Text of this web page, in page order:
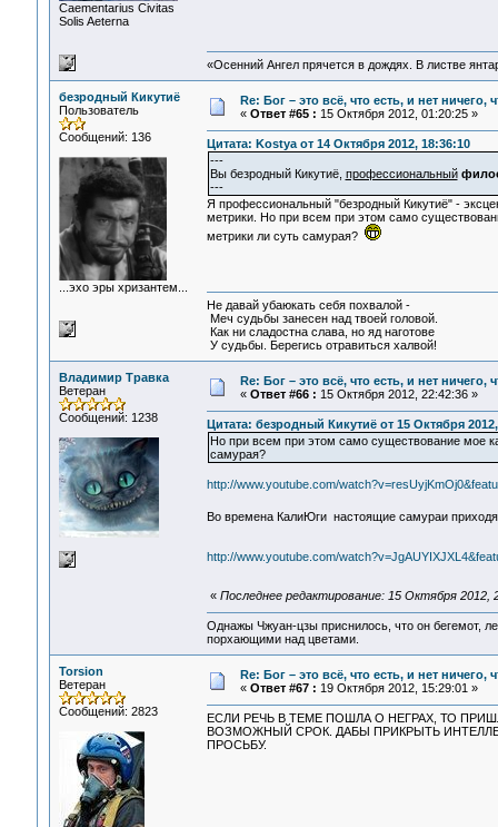
Сaementarius Civitas
Solis Aeterna
«Осенний Ангел прячется в дождях. В листве
безродный Кикутиё
Пользователь
Сообщений: 136
...эхо эры хризантем...
Re: Бог – это всё, что есть, и нет
« Ответ #65 : 15 Октября 2012, 01:20:25 »
Цитата: Kostya от 14 Октября 2012, 18:36:10
---
Вы безродный Кикутиё, профессиональный
---
Я профессиональный "безродный Кикутиё" -
метрики. Но при всем при этом само
метрики ли суть самурая?
Не давай убаюкать себя похвалой -
Меч судьбы занесен над твоей головой.
Как ни сладостна слава, но яд наготове
У судьбы. Берегись отравиться халвой!
Владимир Травка
Ветеран
Сообщений: 1238
Re: Бог – это всё, что есть, и нет
« Ответ #66 : 15 Октября 2012, 22:42:36 »
Цитата: безродный Кикутиё от 15 Октября
Но при всем при этом само существование мое
самурая?
http://www.youtube.com/
Во времена КалиЮги настоящие самураи
http://www.youtube.com/
« Последнее редактирование: 15 Октября 2012,
Однажы Чжуан-цзы приснилось, что он бегемот,
порхающими над цветами.
Torsion
Ветеран
Сообщений: 2823
Re: Бог – это всё, что есть, и нет
« Ответ #67 : 19 Октября 2012, 15:29:01 »
ЕСЛИ РЕЧЬ В ТЕМЕ ПОШЛА О НЕГРАХ, ТО
ВОЗМОЖНЫЙ СРОК. ДАБЫ ПРИКРЫТЬ
ПРОСЬБУ.